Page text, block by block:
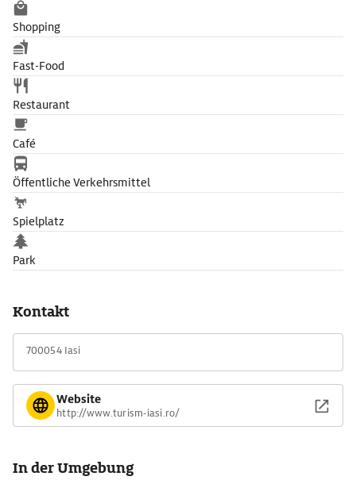
Shopping
Fast-Food
Restaurant
Café
Öffentliche Verkehrsmittel
Spielplatz
Park
Kontakt
700054 Iasi
Website
http://www.turism-iasi.ro/
In der Umgebung